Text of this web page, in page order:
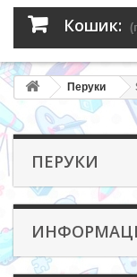
Кошик:
Перуки
ПЕРУКИ